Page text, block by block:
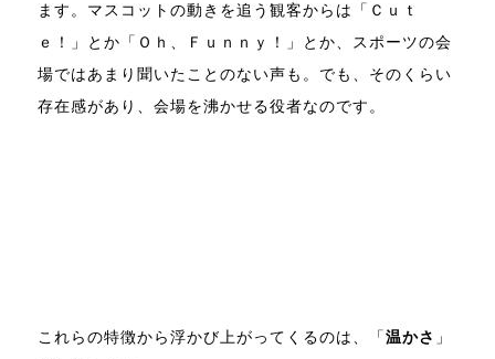
ます。マスコットの動きを追う観客からは「Ｃｕｔ
ｅ！」とか「Ｏｈ、Ｆｕｎｎｙ！」とか、スポーツの会
場ではあまり聞いたことのない声も。でも、そのくらい
存在感があり、会場を沸かせる役者なのです。
これらの特徴から浮かび上がってくるのは、「温かさ 」